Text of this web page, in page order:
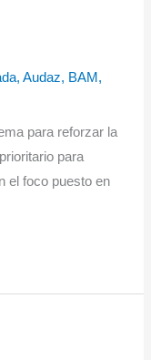
,Audaz, BAM ,
para reforzar la
para
el foco puesto en